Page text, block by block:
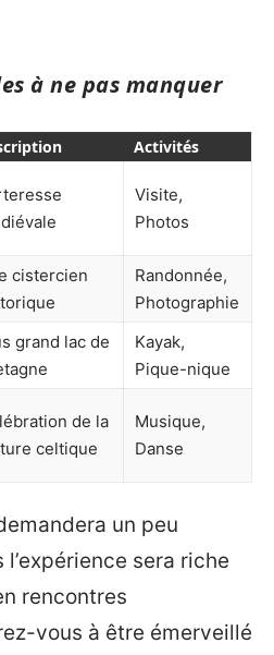
à ne pas manquer
Activités
Visite,
Photos
cistercien
Randonnée,
Photographie
grand lac de
Kayak,
Pique-nique
de la
celtique
Musique,
Danse
un peu
l’expérience sera riche
rencontres
vous à être émerveillé